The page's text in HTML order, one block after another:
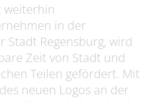
weiterhin
in der
Stadt Regensburg, wird
Zeit von Stadt und
Teilen gefördert. Mit
neuen Logos an der